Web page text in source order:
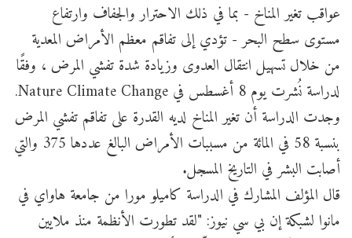
عواقب تغير المناخ - بما في ذلك الاحترار والجفاف وارتفاع
مستوى سطح البحر - تؤدي إلى تفاقم معظم الأمراض المعدية
من خلال تسهيل انتقال العدوى وزيادة شدة تفشي المرض ، وفقًا
لدراسة نُشرت يوم 8 أغسطس في Nature Climate Change.
وجدت الدراسة أن تغير المناخ لديه القدرة على تفاقم تفشي المرض
بنسبة 58 في المائة من مسببات الأمراض البالغ عددها 375 والتي
أصابت البشر في التاريخ المسجل.
قال المؤلف المشارك في الدراسة كاميلو مورا من جامعة هاواي في
مانوا لشبكة إن بي سي نيوز: "لقد تطورت الأنظمة منذ ملايين